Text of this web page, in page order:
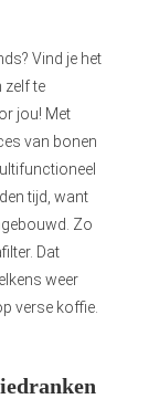
Vind je het
zelf te
jou! Met
van bonen
tijd, want
Zo
Dat
weer
verse koffie.